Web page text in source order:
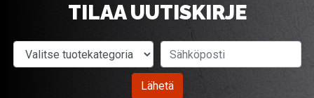
TILAA UUTISKIRJE
Valitse tuotekategoria
Lähetä